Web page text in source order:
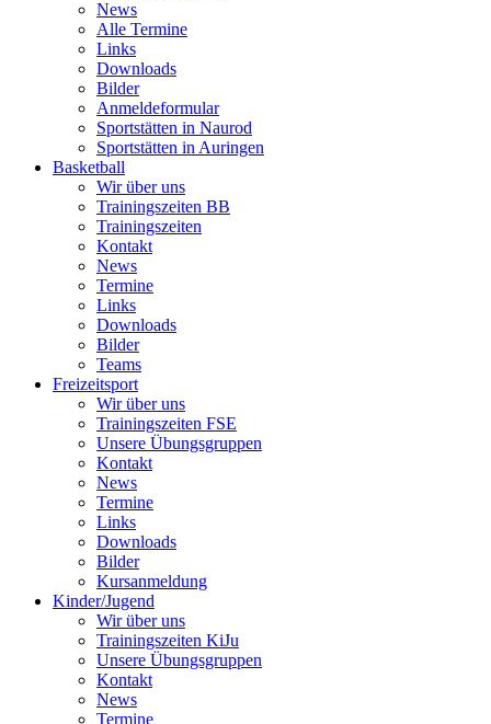
News
Alle Termine
Links
Downloads
Bilder
Anmeldeformular
Sportstätten in Naurod
Sportstätten in Auringen
Basketball
Wir über uns
Trainingszeiten BB
Trainingszeiten
Kontakt
News
Termine
Links
Downloads
Bilder
Teams
Freizeitsport
Wir über uns
Trainingszeiten FSE
Unsere Übungsgruppen
Kontakt
News
Termine
Links
Downloads
Bilder
Kursanmeldung
Kinder/Jugend
Wir über uns
Trainingszeiten KiJu
Unsere Übungsgruppen
Kontakt
News
Termine